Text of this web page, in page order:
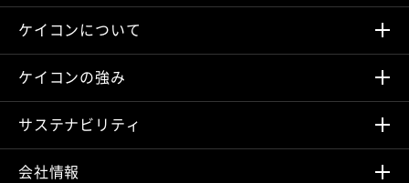
ケイコンについて
ケイコンの強み
サステナビリティ
会社情報